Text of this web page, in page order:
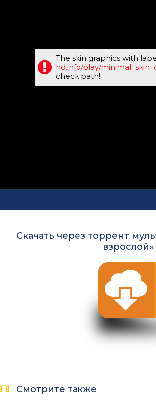
The skin graphics with
hd.info/play/
check path!
Скачать через торрент
Смотрите также